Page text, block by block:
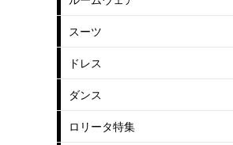
スーツ
ドレス
ダンス
ロリータ特集